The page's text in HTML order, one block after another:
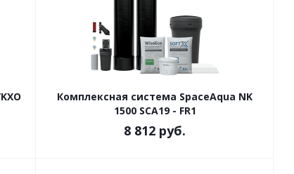
Комплексная система SpaceAqua NK
1500 SCA19 - FR1
8 812 руб.